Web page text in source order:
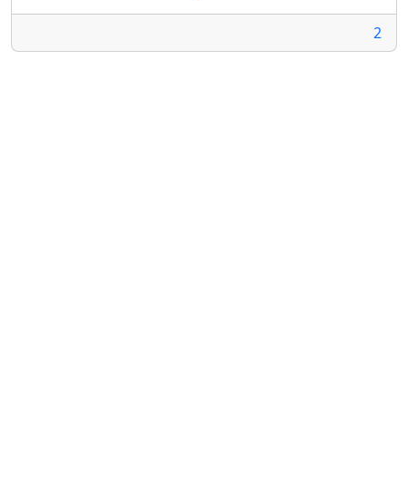
2